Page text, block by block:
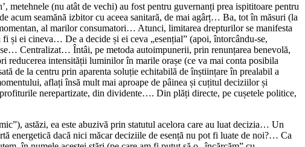
(nu atât de vechi) au fost pentru guvernanți prea ispititoare pentru
acum seamănă izbitor cu aceea sanitară, de mai agârț… Ba, tot în măsuri (la
al marilor consumatori… Atunci, limitarea drepturilor se manifesta
și ei cineva… De a decide și ei ceva „esențial” (apoi, întorcându-se,
Centralizat… Întâi, pe metoda autoimpunerii, prin renunțarea benevolă,
reducerea intensității luminilor în marile orașe (ce va mai conta posibila
de la centru prin aparenta soluție echitabilă de înștiințare în prealabil a
aflați însă mult mai aproape de pâinea și cuțitul deciziilor și
nerepartizate, din dividente…. Din plăți directe, pe cușetele politice,
astăzi, ea este abuzivă prin statutul acelora care au luat decizia… Un
energetică dacă nici măcar deciziile de esență nu pot fi luate de noi?… Ca